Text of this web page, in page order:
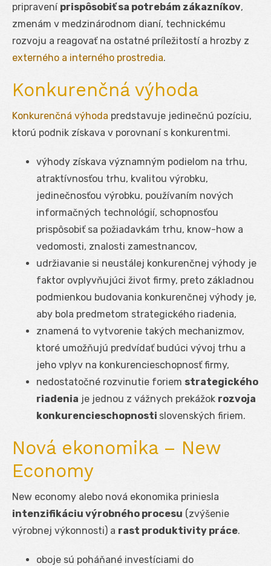
pripravení prispôsobiť sa potrebám zákazníkov,
zmenám v medzinárodnom dianí, technickému
rozvoju a reagovať na ostatné príležitostí a hrozby z
externého a interného prostredia.
Konkurenčná výhoda
Konkurenčná výhoda predstavuje jedinečnú pozíciu,
ktorú podnik získava v porovnaní s konkurentmi.
výhody získava významným podielom na trhu,
atraktívnosťou trhu, kvalitou výrobku,
jedinečnosťou výrobku, používaním nových
informačných technológií, schopnosťou
prispôsobiť sa požiadavkám trhu, know-how a
vedomosti, znalosti zamestnancov,
udržiavanie si neustálej konkurenčnej výhody je
faktor ovplyvňujúci život firmy, preto základnou
podmienkou budovania konkurenčnej výhody je,
aby bola predmetom strategického riadenia,
znamená to vytvorenie takých mechanizmov,
ktoré umožňujú predvídať budúci vývoj trhu a
jeho vplyv na konkurencieschopnosť firmy,
nedostatočné rozvinutie foriem strategického
riadenia je jednou z vážnych prekážok rozvoja
konkurencieschopnosti slovenských firiem.
Nová ekonomika – New
Economy
New economy alebo nová ekonomika priniesla
intenzifikáciu výrobného procesu (zvýšenie
výrobnej výkonnosti) a rast produktivity práce.
oboje sú poháňané investíciami do